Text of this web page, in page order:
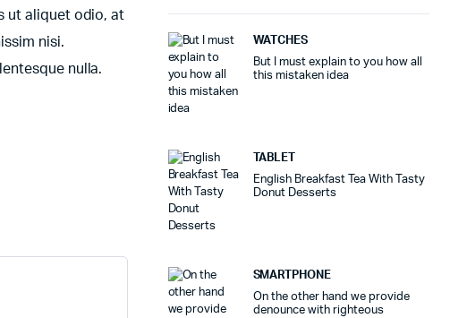
ut aliquet odio, at
nisi.
nulla.
WATCHES
But I must explain to you how all
this mistaken idea
TABLET
English Breakfast Tea With Tasty
Donut Desserts
SMARTPHONE
On the other hand we provide
denounce with righteous